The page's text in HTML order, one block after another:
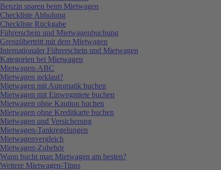
Benzin sparen beim Mietwagen
Checkliste Abholung
Checkliste Rückgabe
Führerschein und Mietwagenbuchung
Grenzübertritt mit dem Mietwagen
Internationaler Führerschein und Mietwagen
Kategorien bei Mietwagen
Mietwagen-ABC
Mietwagen geklaut?
Mietwagen mit Automatik buchen
Mietwagen mit Einwegmiete buchen
Mietwagen ohne Kaution buchen
Mietwagen ohne Kreditkarte buchen
Mietwagen und Versicherung
Mietwagen-Tankregelungen
Mietwagenvergleich
Mietwagen-Zubehör
Wann bucht man Mietwagen am besten?
Weitere Mietwagen-Tipps